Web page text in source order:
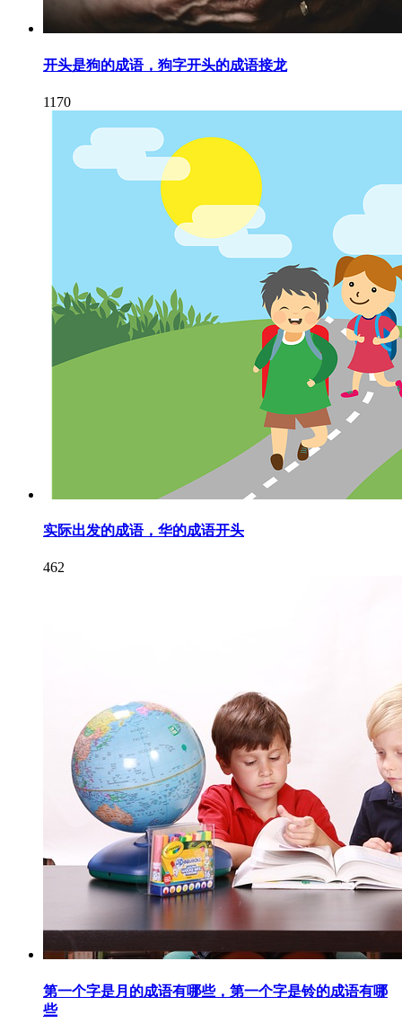
开头是狗的成语，狗字开头的成语接龙
1170
实际出发的成语，华的成语开头
462
第一个字是月的成语有哪些，第一个字是铃的成语有哪
些